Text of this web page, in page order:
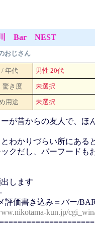
Bar NEST
おじさん
/ 年代 男性 20代
驚き度 未選択
用途 未選択
が昔からの友人で、ほ
わかりづらい所にある
クだし、バーフードも
します
評価書き込み＝バー/
kun.jp/